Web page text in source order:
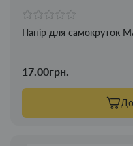
Папір для самокруток
17.00грн.